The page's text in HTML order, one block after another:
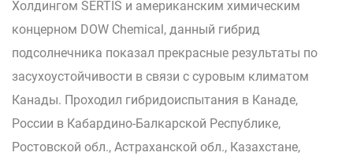
Холдингом SERTIS и американским химическим
концерном DOW Chemical, данный гибрид
подсолнечника показал прекрасные результаты по
засухоустойчивости в связи с суровым климатом
Канады. Проходил гибридоиспытания в Канаде,
России в Кабардино-Балкарской Республике,
Ростовской обл., Астраханской обл., Казахстане,